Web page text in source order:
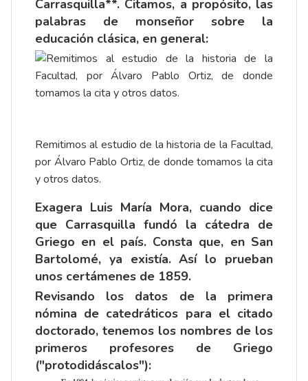
Carrasquilla**. Citamos, a propósito, las
palabras de monseñor sobre la
educación clásica, en general:
Remitimos al estudio de la historia de la Facultad,
por Álvaro Pablo Ortiz, de donde tomamos la cita
y otros datos.
Exagera Luis María Mora, cuando dice
que Carrasquilla fundó la cátedra de
Griego en el país. Consta que, en San
Bartolomé, ya existía. Así lo prueban
unos certámenes de 1859.
Revisando los datos de la primera
nómina de catedráticos para el citado
doctorado, tenemos los nombres de los
primeros profesores de Griego
("protodidáscalos"):